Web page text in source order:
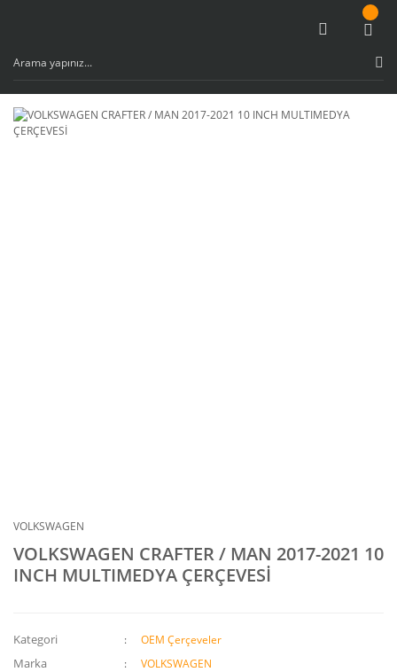
VOLKSWAGEN
VOLKSWAGEN CRAFTER / MAN 2017-2021 10
INCH MULTIMEDYA ÇERÇEVESİ
Kategori OEM Çerçeveler
Marka VOLKSWAGEN